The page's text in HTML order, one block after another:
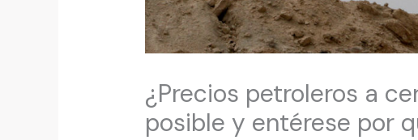
¿Precios petroleros a
posible y entérese por